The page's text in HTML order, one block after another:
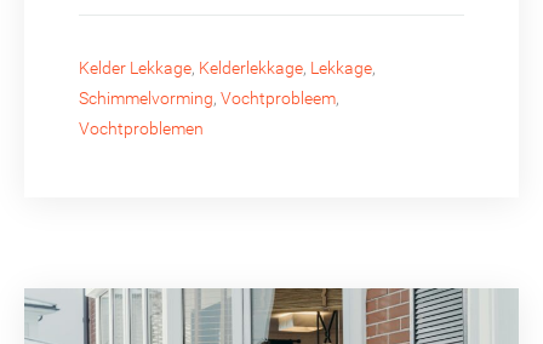
Kelder Lekkage, Kelderlekkage, Lekkage,
Schimmelvorming, Vochtprobleem,
Vochtproblemen